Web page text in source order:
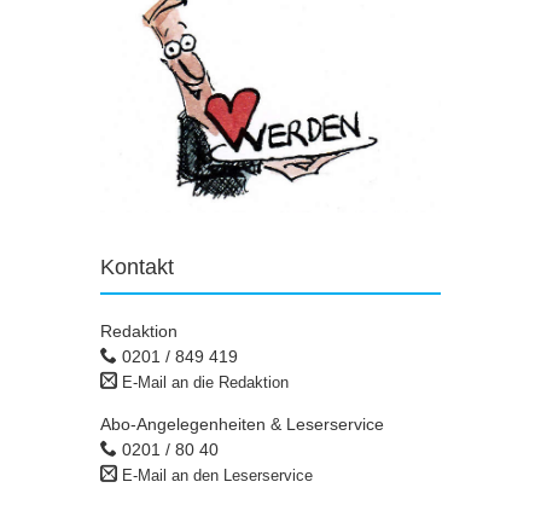
Kontakt
Redaktion
0201 / 849 419
E-Mail an die Redaktion
Abo-Angelegenheiten & Leserservice
0201 / 80 40
E-Mail an den Leserservice